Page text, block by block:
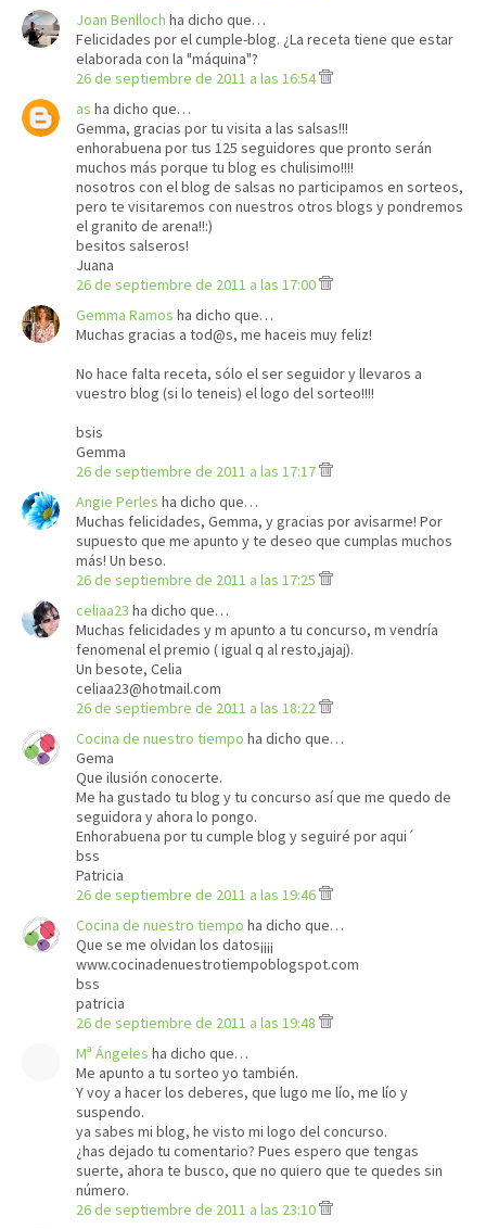
Joan Benlloch ha dicho que…
Felicidades por el cumple-blog. ¿La receta tiene que estar
elaborada con la "máquina"?
26 de septiembre de 2011 a las 16:54
as ha dicho que…
Gemma, gracias por tu visita a las salsas!!!
enhorabuena por tus 125 seguidores que pronto serán
muchos más porque tu blog es chulisimo!!!!
nosotros con el blog de salsas no participamos en sorteos,
pero te visitaremos con nuestros otros blogs y pondremos
el granito de arena!!:)
besitos salseros!
Juana
26 de septiembre de 2011 a las 17:00
Gemma Ramos ha dicho que…
Muchas gracias a tod@s, me haceis muy feliz!
No hace falta receta, sólo el ser seguidor y llevaros a
vuestro blog (si lo teneis) el logo del sorteo!!!!
bsis
Gemma
26 de septiembre de 2011 a las 17:17
Angie Perles ha dicho que…
Muchas felicidades, Gemma, y gracias por avisarme! Por
supuesto que me apunto y te deseo que cumplas muchos
más! Un beso.
26 de septiembre de 2011 a las 17:25
celiaa23 ha dicho que…
Muchas felicidades y m apunto a tu concurso, m vendría
fenomenal el premio ( igual q al resto,jajaj).
Un besote, Celia
celiaa23@hotmail.com
26 de septiembre de 2011 a las 18:22
Cocina de nuestro tiempo ha dicho que…
Gema
Que ilusión conocerte.
Me ha gustado tu blog y tu concurso así que me quedo de
seguidora y ahora lo pongo.
Enhorabuena por tu cumple blog y seguiré por aqui´
bss
Patricia
26 de septiembre de 2011 a las 19:46
Cocina de nuestro tiempo ha dicho que…
Que se me olvidan los datos¡¡¡¡
www.cocinadenuestrotiempoblogspot.com
bss
patricia
26 de septiembre de 2011 a las 19:48
Mª Ángeles ha dicho que…
Me apunto a tu sorteo yo también.
Y voy a hacer los deberes, que lugo me lío, me lío y
suspendo.
ya sabes mi blog, he visto mi logo del concurso.
¿has dejado tu comentario? Pues espero que tengas
suerte, ahora te busco, que no quiero que te quedes sin
número.
26 de septiembre de 2011 a las 23:10